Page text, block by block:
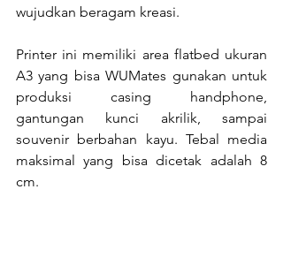
wujudkan beragam kreasi.
Printer ini memiliki area flatbed ukuran
A3 yang bisa WUMates gunakan untuk
produksi casing handphone,
gantungan kunci akrilik, sampai
souvenir berbahan kayu. Tebal media
maksimal yang bisa dicetak adalah 8
cm.